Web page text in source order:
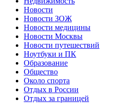
Новости
Новости ЗОЖ
Новости медицины
Новости Москвы
Новости путешествий
Ноутбуки и ПК
Образование
Общество
Около спорта
Отдых в России
Отдых за границей